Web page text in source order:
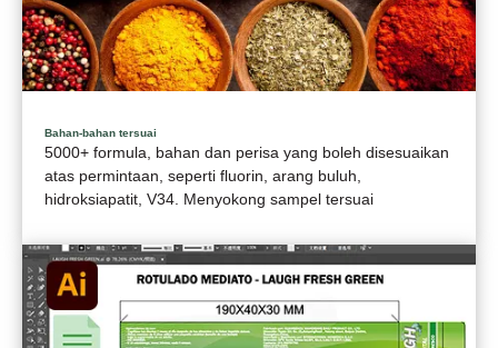
Bahan-bahan tersuai
5000+ formula, bahan dan perisa yang boleh disesuaikan
atas permintaan, seperti fluorin, arang buluh,
hidroksiapatit, V34. Menyokong sampel tersuai